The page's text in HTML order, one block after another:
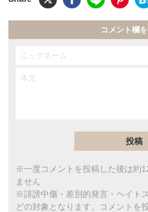
コメント欄
※一度コメントを投稿した後は約
ません
※誹謗中傷・差別的発言・ヘイト
どの対象となります。コメントを